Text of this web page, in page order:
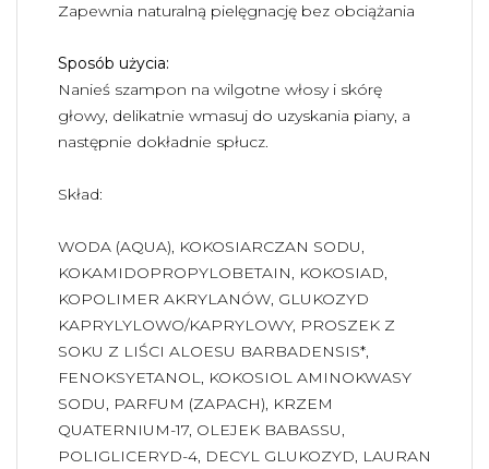
Zapewnia naturalną pielęgnację bez obciążania
Sposób użycia:
Nanieś szampon na wilgotne włosy i skórę
głowy, delikatnie wmasuj do uzyskania piany, a
następnie dokładnie spłucz.
Skład:
WODA (AQUA), KOKOSIARCZAN SODU,
KOKAMIDOPROPYLOBETAIN, KOKOSIAD,
KOPOLIMER AKRYLANÓW, GLUKOZYD
KAPRYLYLOWO/KAPRYLOWY, PROSZEK Z
SOKU Z LIŚCI ALOESU BARBADENSIS*,
FENOKSYETANOL, KOKOSIOL AMINOKWASY
SODU, PARFUM (ZAPACH), KRZEM
QUATERNIUM-17, OLEJEK BABASSU,
POLIGLICERYD-4, DECYL GLUKOZYD, LAURAN